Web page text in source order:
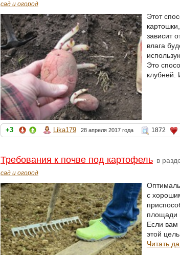
сад и огород
Этот
зависит
влага
Это
клубней.
+3 Lika179 28 апреля 2017 года 1872
Требования к почве под картофель в
сад и огород
с
площади
Если вам
этой
Читать